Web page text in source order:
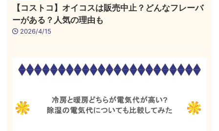
【コストコ】オイコスは販売中止？どんなフレーバ
ーがある？人気の理由も
2026/4/15